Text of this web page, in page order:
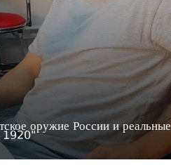
оружие России и реальные
1920"